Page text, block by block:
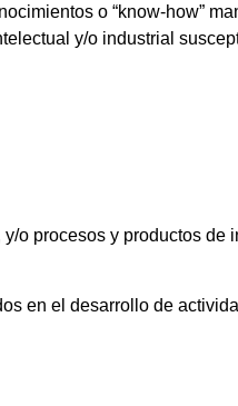
o “know-how”
y/o industrial
o procesos y productos de
en el desarrollo de